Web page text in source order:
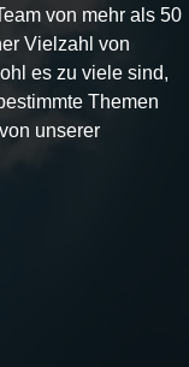
von mehr als 50
Vielzahl von
es zu viele sind,
Themen
unserer